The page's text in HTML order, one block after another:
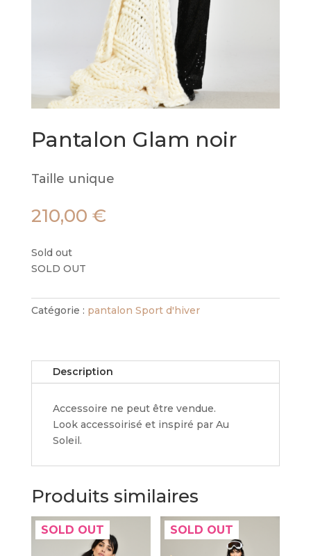
Pantalon Glam noir
Taille unique
210,00 €
Sold out
SOLD OUT
Catégorie : pantalon Sport d'hiver
Description
Accessoire ne peut être vendue.
Look accessoirisé et inspiré par Au
Soleil.
Produits similaires
SOLD OUT SOLD OUT